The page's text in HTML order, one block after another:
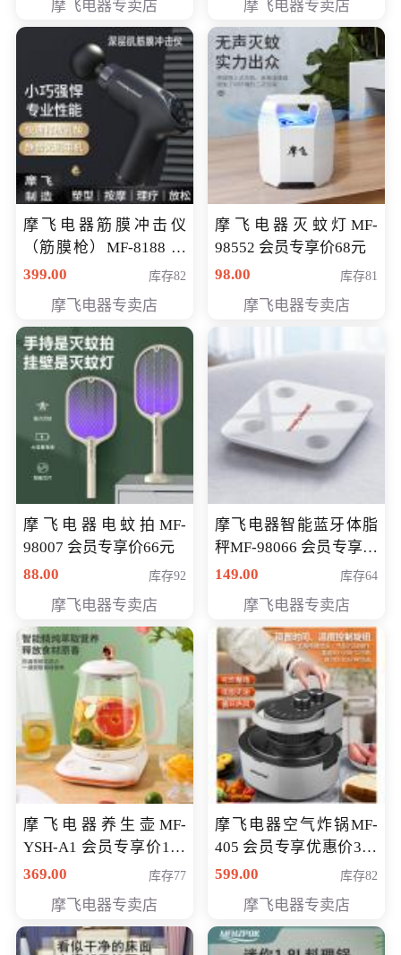
摩飞电器专卖店 摩飞电器专卖店
摩飞电器筋膜冲击仪
（筋膜枪）MF-8188 会
员专享价268元
399.00 库存82
摩飞电器专卖店
摩飞电器灭蚊灯MF-
98552 会员专享价68元
98.00
库存81
摩飞电器专卖店
摩飞电器电蚊拍MF-
98007 会员专享价66元
88.00
库存92
摩飞电器专卖店
摩飞电器智能蓝牙体脂
秤MF-98066 会员专享价
98元
149.00 库存64
摩飞电器专卖店
摩飞电器养生壶MF-
YSH-A1 会员专享价198
元
369.00 库存77
摩飞电器专卖店
摩飞电器空气炸锅MF-
405 会员专享优惠价369
元
599.00 库存82
摩飞电器专卖店